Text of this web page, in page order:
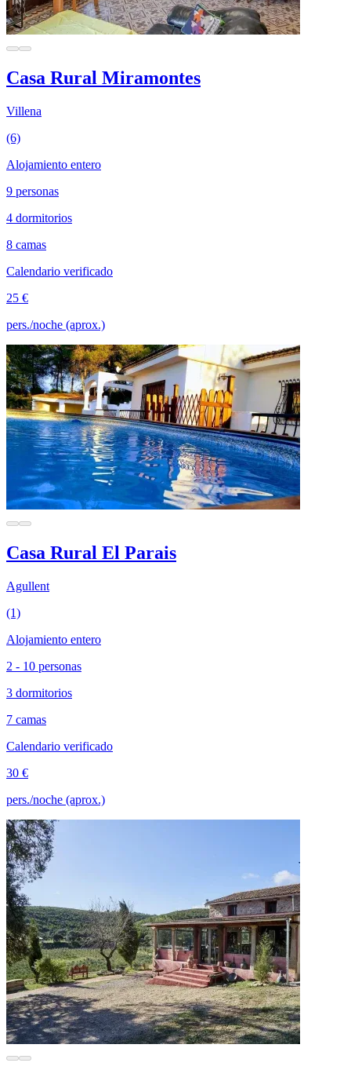
Casa Rural Miramontes
Villena
(6)
Alojamiento entero
9 personas
4 dormitorios
8 camas
Calendario verificado
25 €
pers./noche (aprox.)
Casa Rural El Parais
Agullent
(1)
Alojamiento entero
2 - 10 personas
3 dormitorios
7 camas
Calendario verificado
30 €
pers./noche (aprox.)